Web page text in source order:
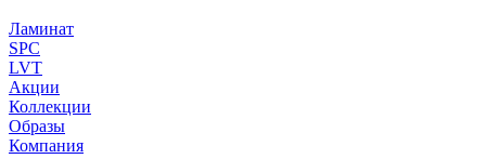
Ламинат
SPC
LVT
Акции
Коллекции
Образы
Компания